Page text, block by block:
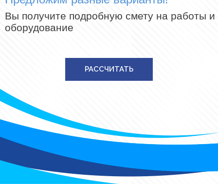
Вы получите подробную смету на работы и
оборудование
РАССЧИТАТЬ